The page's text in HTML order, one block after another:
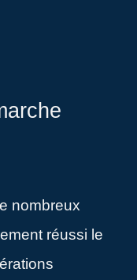
nombreux
réussi le